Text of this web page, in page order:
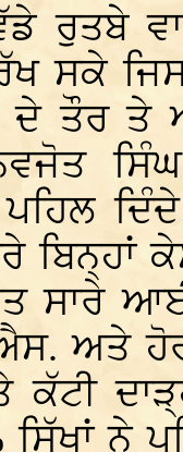
ਵੱਡੇ ਰੁਤਬੇ
ਸਕੇ
ਦੇ ਤੌਰ ਤੇ
ਦਿੰਦੇ
ਸਾਰੇ
ਅਤੇ ਹੋਰ
ਨੇ